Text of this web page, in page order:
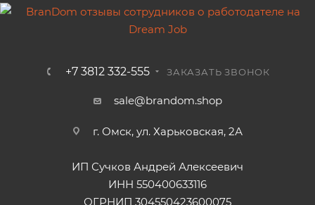
+7 3812 332-555 ЗАКАЗАТЬ ЗВОНОК
sale@brandom.shop
г. Омск, ул. Харьковская, 2А
ИП Сучков Андрей Алексеевич
ИНН 550400633116
ОГРНИП 304550423600075